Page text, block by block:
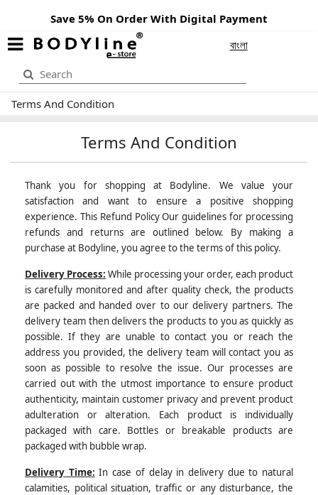
Save 5% On Order With Digital Payment
বাংলা
Terms And Condition
Terms And Condition
Thank you for shopping at Bodyline. We value your
satisfaction and want to ensure a positive shopping
experience. This Refund Policy Our guidelines for processing
refunds and returns are outlined below. By making a
purchase at Bodyline, you agree to the terms of this policy.
Delivery Process: While processing your order, each product
is carefully monitored and after quality check, the products
are packed and handed over to our delivery partners. The
delivery team then delivers the products to you as quickly as
possible. If they are unable to contact you or reach the
address you provided, the delivery team will contact you as
soon as possible to resolve the issue. Our processes are
carried out with the utmost importance to ensure product
authenticity, maintain customer privacy and prevent product
adulteration or alteration. Each product is individually
packaged with care. Bottles or breakable products are
packaged with bubble wrap.
Delivery Time: In case of delay in delivery due to natural
calamities, political situation, traffic or any disturbance, the